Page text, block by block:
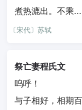
煮热漉出。不乘...
〔宋代〕苏轼
祭亡妻程氏文
呜呼！
与子相好，相期百